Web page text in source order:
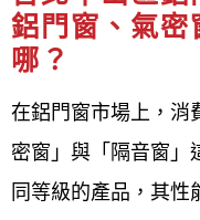
未來 鋁門窗工程宅急便
的需求，達到舒適、
新的門窗資訊提供給
待為客戶創造最舒適
鋁門窗、氣密
哪？
在鋁門窗市場上，消
密窗」與「隔音窗」
同等級的產品，其